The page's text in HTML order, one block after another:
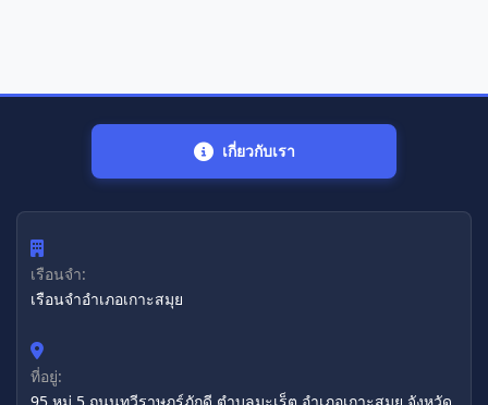
เกี่ยวกับเรา
เรือนจำ:
เรือนจำอำเภอเกาะสมุย
ที่อยู่: